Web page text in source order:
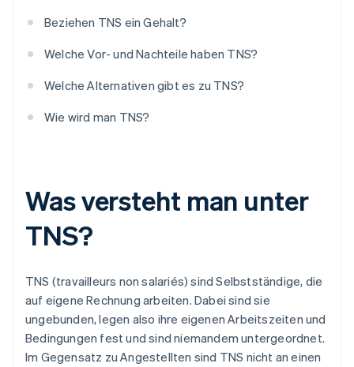
Beziehen TNS ein Gehalt?
Welche Vor- und Nachteile haben TNS?
Welche Alternativen gibt es zu TNS?
Wie wird man TNS?
Was versteht man unter
TNS?
TNS (travailleurs non salariés) sind Selbstständige, die
auf eigene Rechnung arbeiten. Dabei sind sie
ungebunden, legen also ihre eigenen Arbeitszeiten und
Bedingungen fest und sind niemandem untergeordnet.
Im Gegensatz zu Angestellten sind TNS nicht an einen